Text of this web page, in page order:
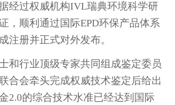
经过权威机构IVL瑞典环境科学研
，顺利通过国际EPD环保产品体系
注册并正式对外发布。
和行业顶级专家共同组成鉴定委员
合会牵头完成权威技术鉴定后给出
2.0的综合技术水准已经达到国际